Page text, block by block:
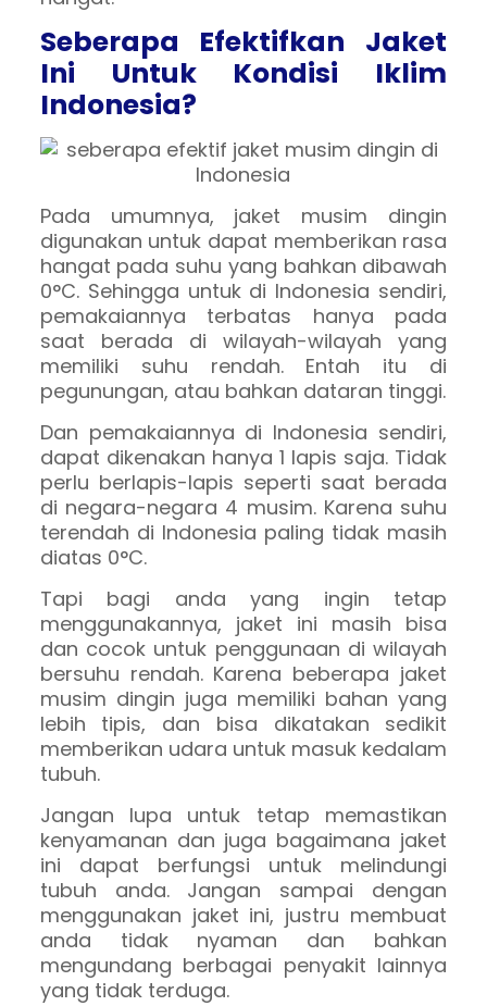
Seberapa Efektifkan Jaket
Ini Untuk Kondisi Iklim
Indonesia?
Pada umumnya, jaket musim dingin
digunakan untuk dapat memberikan rasa
hangat pada suhu yang bahkan dibawah
0°C. Sehingga untuk di Indonesia sendiri,
pemakaiannya terbatas hanya pada
saat berada di wilayah-wilayah yang
memiliki suhu rendah. Entah itu di
pegunungan, atau bahkan dataran tinggi.
Dan pemakaiannya di Indonesia sendiri,
dapat dikenakan hanya 1 lapis saja. Tidak
perlu berlapis-lapis seperti saat berada
di negara-negara 4 musim. Karena suhu
terendah di Indonesia paling tidak masih
diatas 0°C.
Tapi bagi anda yang ingin tetap
menggunakannya, jaket ini masih bisa
dan cocok untuk penggunaan di wilayah
bersuhu rendah. Karena beberapa jaket
musim dingin juga memiliki bahan yang
lebih tipis, dan bisa dikatakan sedikit
memberikan udara untuk masuk kedalam
tubuh.
Jangan lupa untuk tetap memastikan
kenyamanan dan juga bagaimana jaket
ini dapat berfungsi untuk melindungi
tubuh anda. Jangan sampai dengan
menggunakan jaket ini, justru membuat
anda tidak nyaman dan bahkan
mengundang berbagai penyakit lainnya
yang tidak terduga.